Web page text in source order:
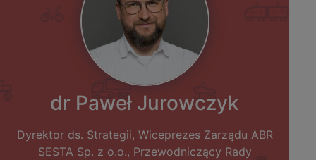
dr Paweł Jurowczyk
Dyrektor ds. Strategii, Wiceprezes Zarządu ABR
SESTA Sp. z o.o., Przewodniczący Rady